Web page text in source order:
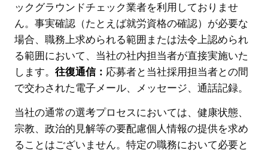
ックグラウンドチェック業者を利用しておりませ
ん。事実確認（たとえば就労資格の確認）が必要な
場合、職務上求められる範囲または法令上認められ
る範囲において、当社の社内担当者が直接実施いた
します。 往復通信： 応募者と当社採用担当者との間
で交わされた電子メール、メッセージ、通話記録。
当社の通常の選考プロセスにおいては、健康状態、
宗教、政治的見解等の要配慮個人情報の提供を求め
ることはございません。特定の職務において必要と